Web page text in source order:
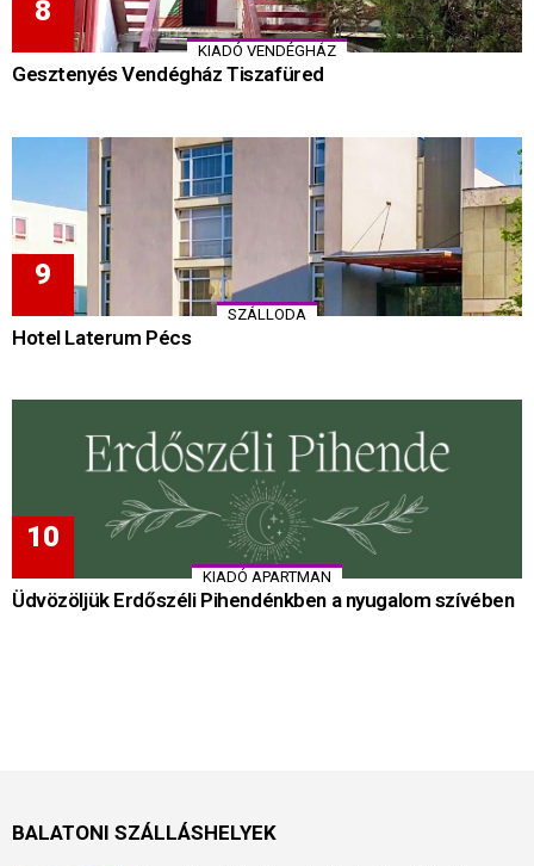
KIADÓ VENDÉGHÁZ
Gesztenyés Vendégház Tiszafüred
SZÁLLODA
Hotel Laterum Pécs
KIADÓ APARTMAN
Üdvözöljük Erdőszéli Pihendénkben a nyugalom szívében
BALATONI SZÁLLÁSHELYEK